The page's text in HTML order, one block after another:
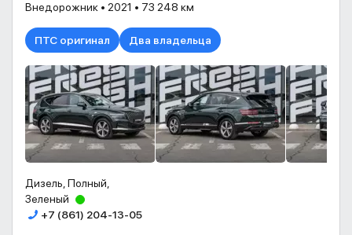
Внедорожник • 2021 • 73 248 км
ПТС оригинал Два владельца
Дизель, Полный,
Зеленый
+7 (861) 204-13-05